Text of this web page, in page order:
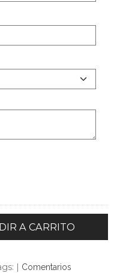
A CARRITO
| Comentarios